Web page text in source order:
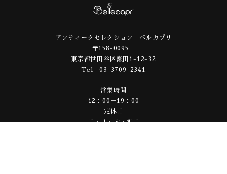
アンティークセレクション ベルカプリ
〒158-0095
東京都世田谷区瀬田1-12-32
Tel 03-3709-2341
営業時間
12：00－19：00
定休日
日・月・木・祝日